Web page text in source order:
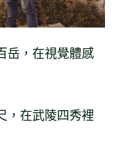
岳，在視覺體感
，在武陵四秀裡